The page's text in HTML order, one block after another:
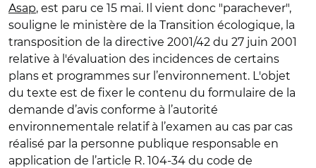
Asap, est paru ce 15 mai. Il vient donc "parachever",
souligne le ministère de la Transition écologique, la
transposition de la directive 2001/42 du 27 juin 2001
relative à l'évaluation des incidences de certains
plans et programmes sur l’environnement. L'objet
du texte est de fixer le contenu du formulaire de la
demande d’avis conforme à l’autorité
environnementale relatif à l’examen au cas par cas
réalisé par la personne publique responsable en
application de l’article R. 104-34 du code de